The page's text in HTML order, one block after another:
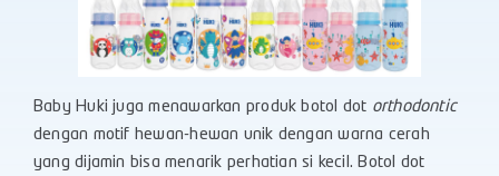
Baby Huki juga menawarkan produk botol dot orthodontic
dengan motif hewan-hewan unik dengan warna cerah
yang dijamin bisa menarik perhatian si kecil. Botol dot